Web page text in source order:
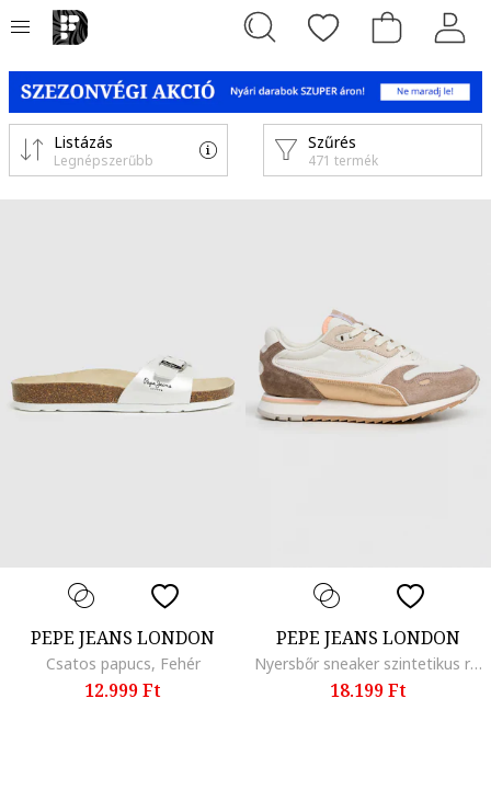
Szűrés
471 termék
Listázás
Legnépszerűbb
PEPE JEANS LONDON
Csatos papucs, Fehér
12.999 Ft
PEPE JEANS LONDON
Nyersbőr sneaker szintetikus részletekkel, Karamellbarna/Törtfehér/Fangóbarna
18.199 Ft